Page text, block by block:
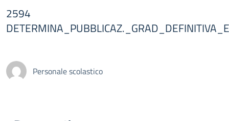
2594
Personale scolastico